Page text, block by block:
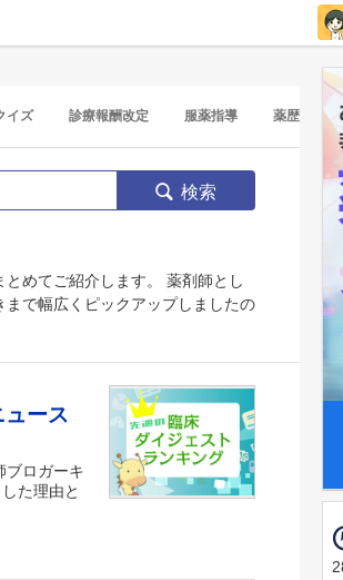
イズ 診療報酬改定 服薬指導 薬歴
検索
めてご紹介します。 薬剤師とし
で幅広くピックアップしましたの
ース
ブロガーキ
た理由と